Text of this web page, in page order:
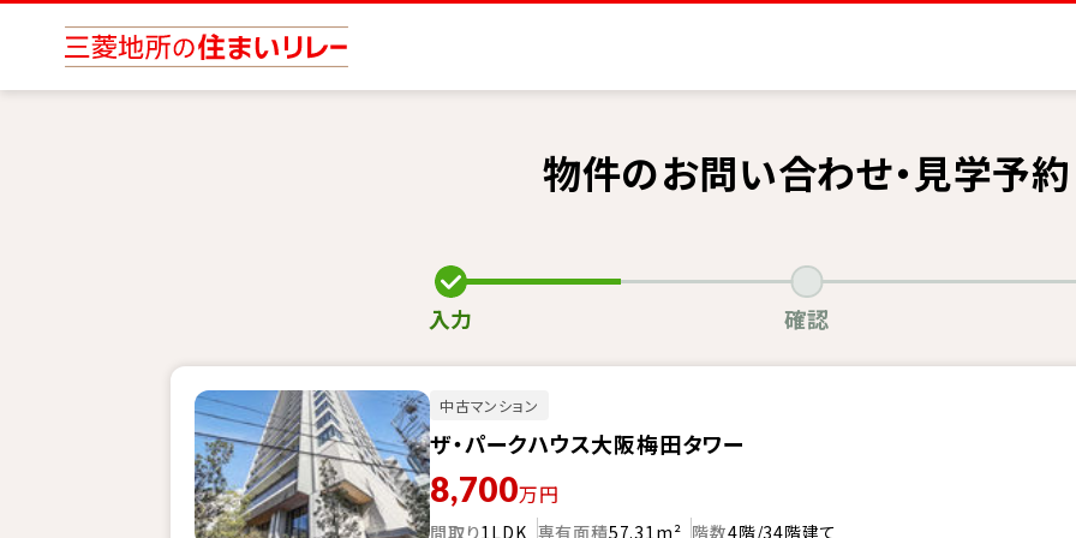
物件のお問い合わせ・見学予約
入力 確認
中古マンション
ザ・パークハウス大阪梅田タワー
8,700万円
間取り1LDK 専有面積57.31m² 階数4階/34階建て